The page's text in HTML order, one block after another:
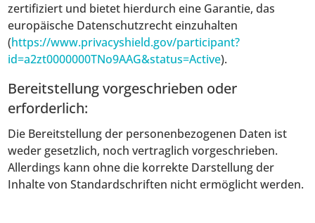
zertifiziert und bietet hierdurch eine Garantie, das
europäische Datenschutzrecht einzuhalten
(https://www.privacyshield.gov/participant?
id=a2zt0000000TNo9AAG&status=Active).
Bereitstellung vorgeschrieben oder
erforderlich:
Die Bereitstellung der personenbezogenen Daten ist
weder gesetzlich, noch vertraglich vorgeschrieben.
Allerdings kann ohne die korrekte Darstellung der
Inhalte von Standardschriften nicht ermöglicht werden.